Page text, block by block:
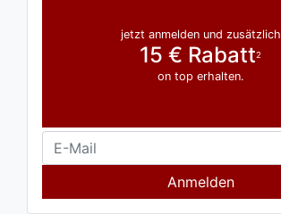
jetzt anmelden und zusätzlich
15 € Rabatt2
on top erhalten.
Anmelden